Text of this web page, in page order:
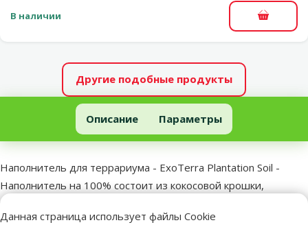
Данная страница использует файлы Cookie
В наличии В
Другие подобные продукты
Наполнитель для террариума - ExoTerra Plantation Soil
Описание Параметры
В начало страницы
superzoo.product.detail.content
Наполнитель для террариума - ExoTerra Plantation Soil -
Наполнитель на 100% состоит из кокосовой крошки,
подходит для влаголюбивых рептилий, поддерживая
влажность в террариуме.